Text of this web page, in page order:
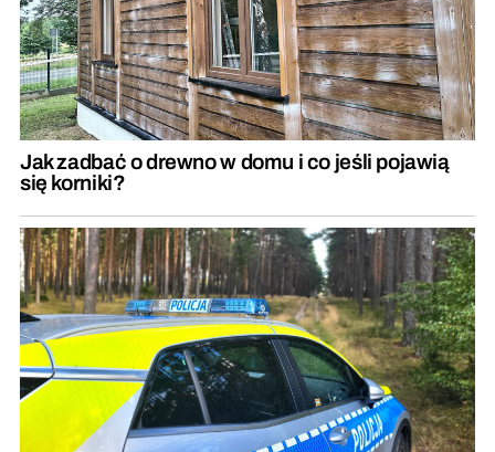
Jak zadbać o drewno w domu i co jeśli pojawią
się korniki?